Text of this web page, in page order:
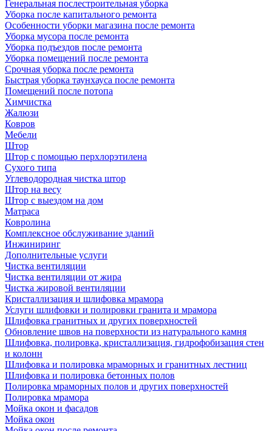
Генеральная послестроительная уборка
Уборка после капитального ремонта
Особенности уборки магазина после ремонта
Уборка мусора после ремонта
Уборка подъездов после ремонта
Уборка помещений после ремонта
Срочная уборка после ремонта
Быстрая уборка таунхауса после ремонта
Помещений после потопа
Химчистка
Жалюзи
Ковров
Мебели
Штор
Штор с помощью перхлорэтилена
Сухого типа
Углеводородная чистка штор
Штор на весу
Штор с выездом на дом
Матраса
Ковролина
Комплексное обслуживание зданий
Инжиниринг
Дополнительные услуги
Чистка вентиляции
Чистка вентиляции от жира
Чистка жировой вентиляции
Кристаллизация и шлифовка мрамора
Услуги шлифовки и полировки гранита и мрамора
Шлифовка гранитных и других поверхностей
Обновление швов на поверхности из натурального камня
Шлифовка, полировка, кристаллизация, гидрофобизация стен
и колонн
Шлифовка и полировка мраморных и гранитных лестниц
Шлифовка и полировка бетонных полов
Полировка мраморных полов и других поверхностей
Полировка мрамора
Мойка окон и фасадов
Мойка окон